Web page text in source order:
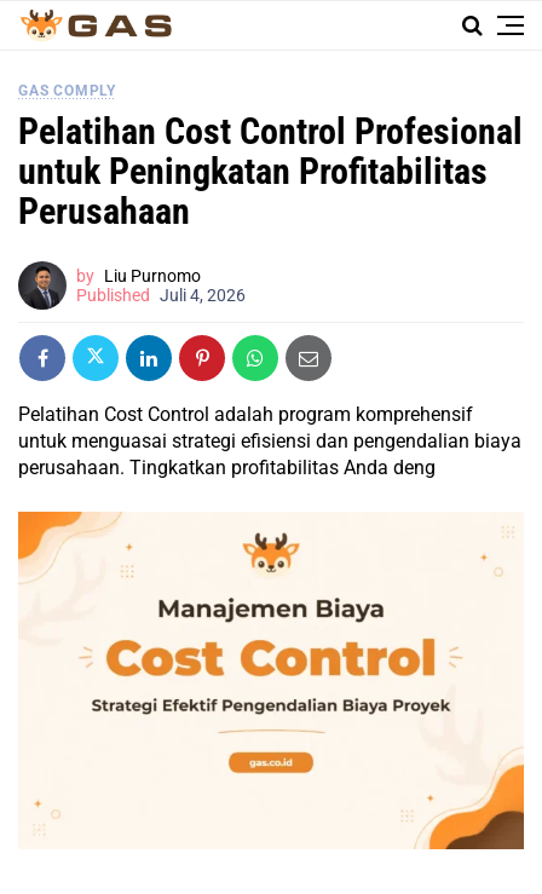
GAS COMPLY
Pelatihan Cost Control Profesional
untuk Peningkatan Profitabilitas
Perusahaan
by Liu Purnomo
Published
Juli 4, 2026
Pelatihan Cost Control adalah program komprehensif
untuk menguasai strategi efisiensi dan pengendalian biaya
perusahaan. Tingkatkan profitabilitas Anda deng